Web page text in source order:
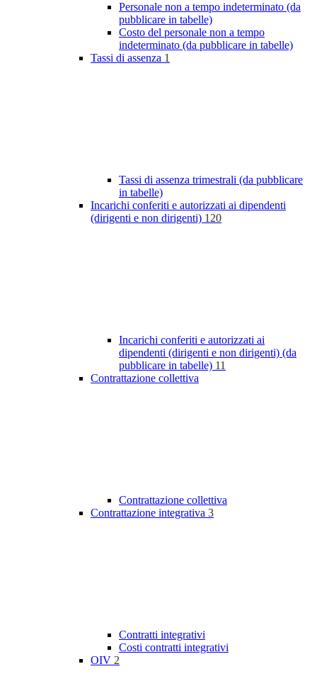
Personale non a tempo indeterminato (da
pubblicare in tabelle)
Costo del personale non a tempo
indeterminato (da pubblicare in tabelle)
Tassi di assenza 1
Tassi di assenza trimestrali (da pubblicare
in tabelle)
Incarichi conferiti e autorizzati ai dipendenti
(dirigenti e non dirigenti) 120
Incarichi conferiti e autorizzati ai
dipendenti (dirigenti e non dirigenti) (da
pubblicare in tabelle) 11
Contrattazione collettiva
Contrattazione collettiva
Contrattazione integrativa 3
Contratti integrativi
Costi contratti integrativi
OIV 2